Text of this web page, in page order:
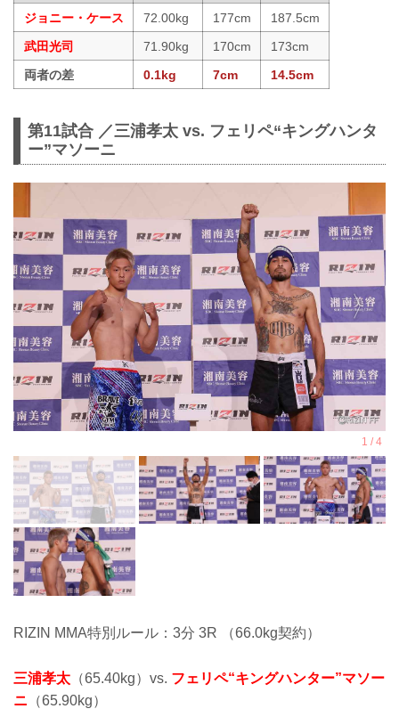
ジョニー・ケース
72.00kg 177cm
187.5cm
武田光司
71.90kg 170cm
173cm
両者の差
0.1kg 7cm 14.5cm
第11試合 ／三浦孝太 vs. フェリペ“キングハンタ
ー”マソーニ
RIZIN MMA特別ルール：3分 3R （66.0kg契約）
三浦孝太 （65.40kg）vs. フェリペ“キングハンター”マソー
ニ （65.90kg）